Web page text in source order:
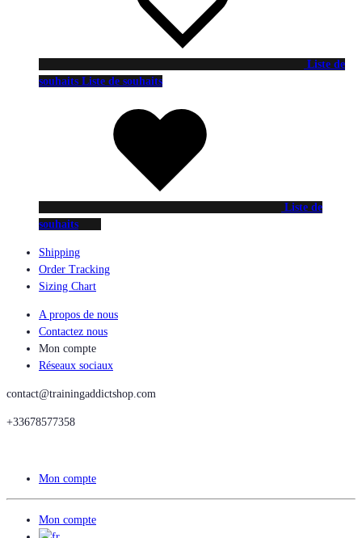
Liste de
souhaits Liste de souhaits
Liste de
souhaits
Shipping
Order Tracking
Sizing Chart
A propos de nous
Contactez nous
Mon compte
Réseaux sociaux
contact@trainingaddictshop.com
+33678577358
Mon compte
Mon compte